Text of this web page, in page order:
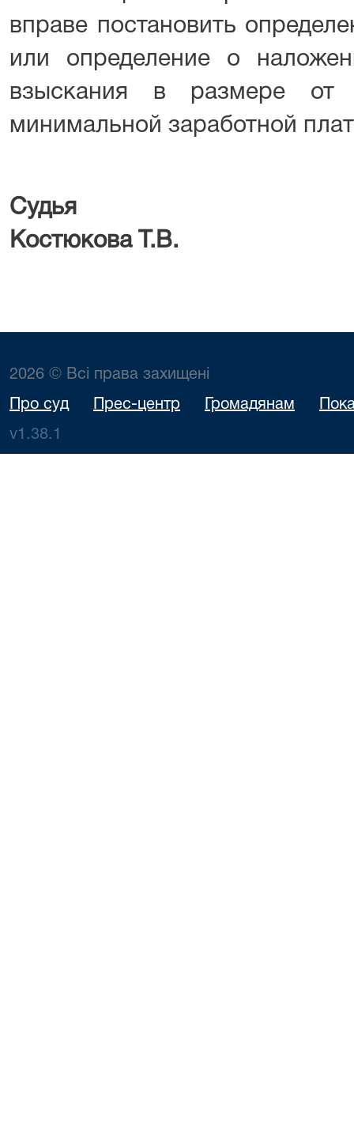
вправе постановить
или определение о
взыскания в размере
минимальной заработной
Судья
Костюкова Т.В.
2026 © Всі права захищені
Про суд Прес-центр Громадянам
v1.38.1